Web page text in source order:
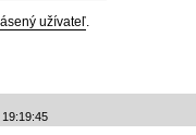
užívateľ.